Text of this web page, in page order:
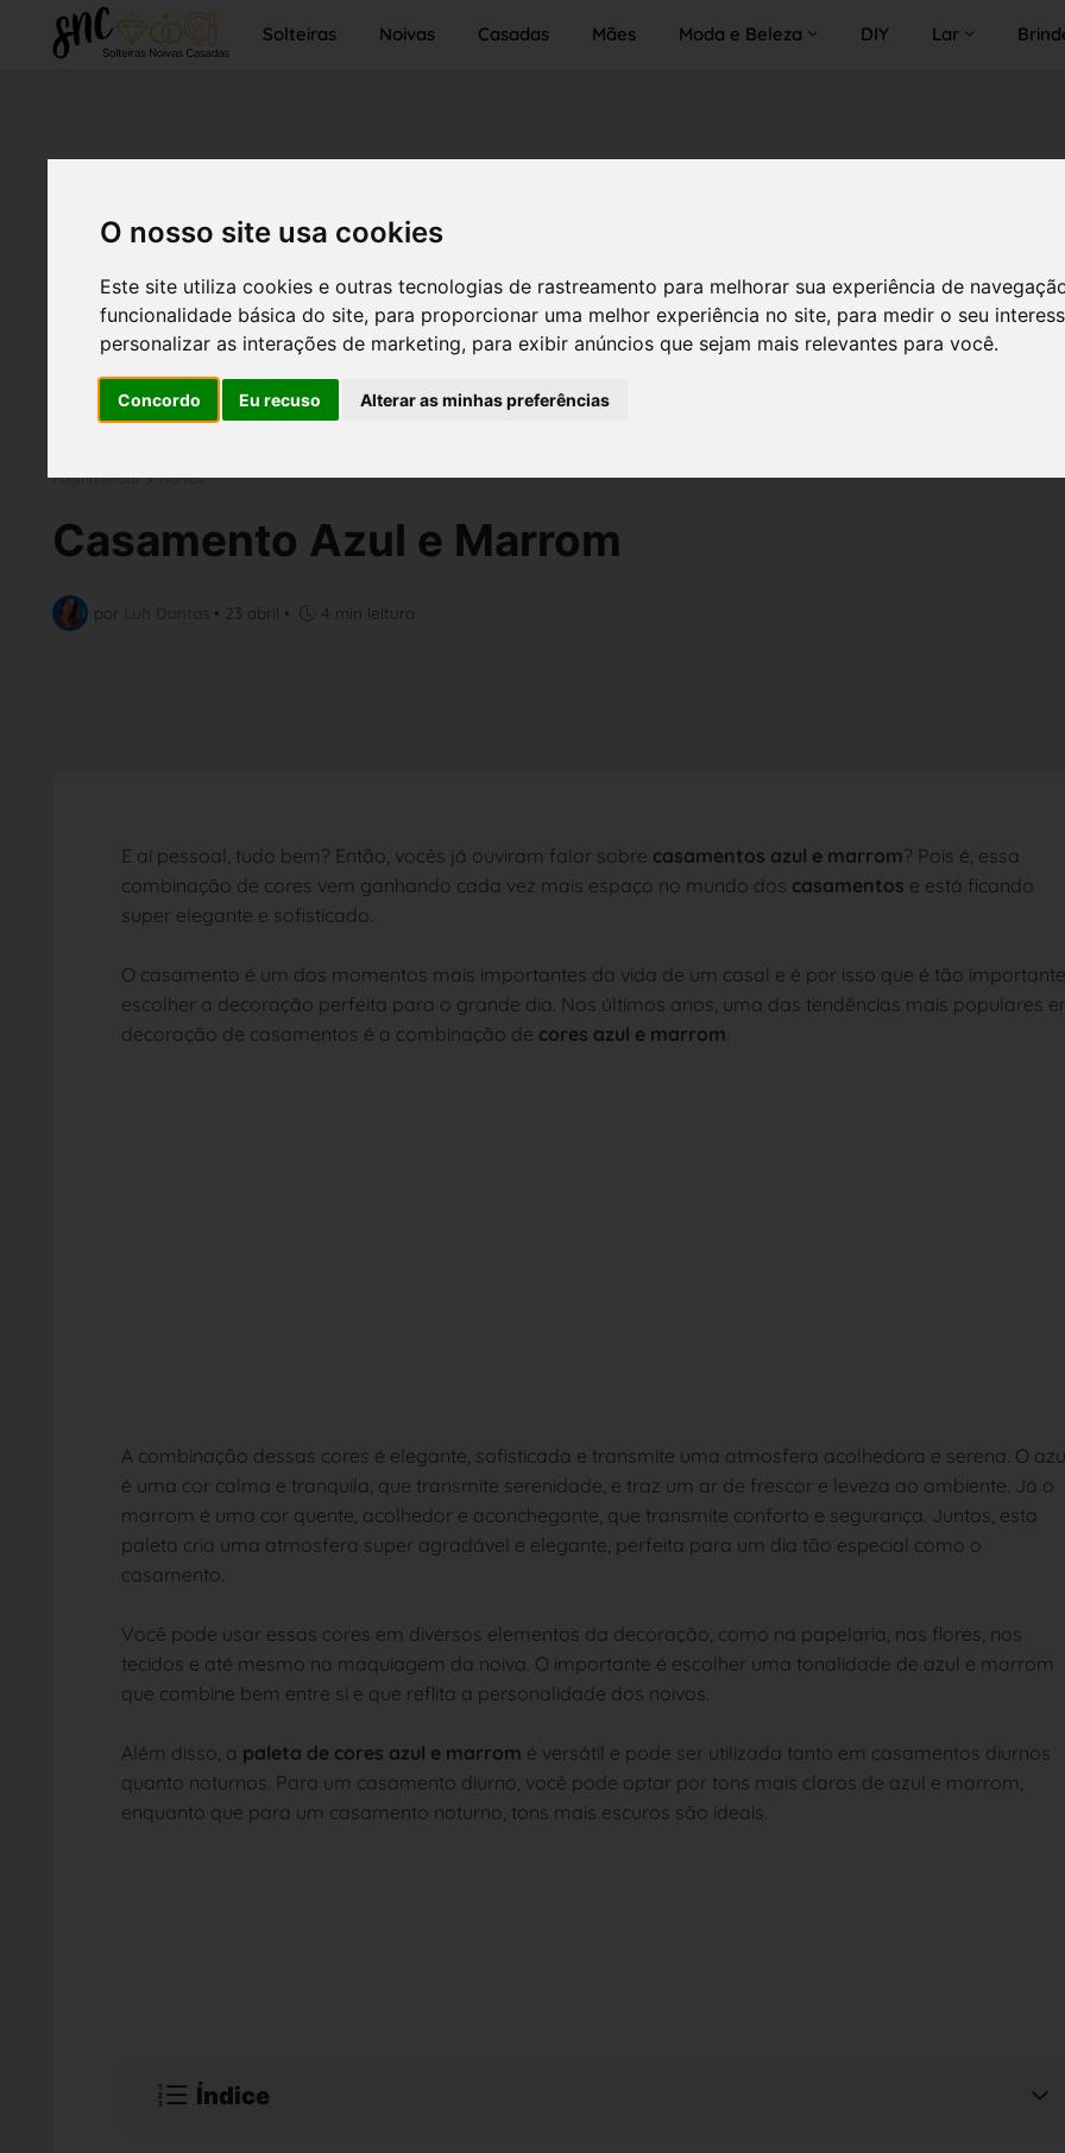
O nosso site usa cookies
Este site utiliza cookies e outras tecnologias de rastreamento para melhorar sua experiência de
funcionalidade básica do site, para proporcionar uma melhor experiência no site, para medir o seu
personalizar as interações de marketing, para exibir anúncios que sejam mais relevantes para você.
Concordo Eu recuso Alterar as minhas preferências
Solteiras Noivas Casadas Mães Moda e Beleza DIY Lar
Página inicial Noivas
Casamento Azul e Marrom
por • 23 abril • 4 min leitura
E aí pessoal, tudo bem? Então, vocês já ouviram falar sobre casamentos azul e marrom? Pois é, essa
combinação de cores vem ganhando cada vez mais espaço no mundo dos casamentos e está ficando
super elegante e sofisticado.
O casamento é um dos momentos mais importantes da vida de um casal e é por isso que é tão importante
escolher a decoração perfeita para o grande dia. Nos últimos anos, uma das tendências mais populares
decoração de casamentos é a combinação de cores azul e marrom.
A combinação dessas cores é elegante, sofisticada e transmite uma atmosfera acolhedora e serena. O
é uma cor calma e tranquila, que transmite serenidade, e traz um ar de frescor e leveza ao ambiente. Já o
marrom é uma cor quente, acolhedor e aconchegante, que transmite conforto e segurança. Juntos, esta
paleta cria uma atmosfera super agradável e elegante, perfeita para um dia tão especial como o
casamento.
Você pode usar essas cores em diversos elementos da decoração, como na papelaria, nas flores, nos
tecidos e até mesmo na maquiagem da noiva. O importante é escolher uma tonalidade de azul e marrom
que combine bem entre si e que reflita a personalidade dos noivos.
Além disso, a paleta de cores azul e marrom é versátil e pode ser utilizada tanto em casamentos diurnos
quanto noturnos. Para um casamento diurno, você pode optar por tons mais claros de azul e marrom,
enquanto que para um casamento noturno, tons mais escuros são ideais.
Índice